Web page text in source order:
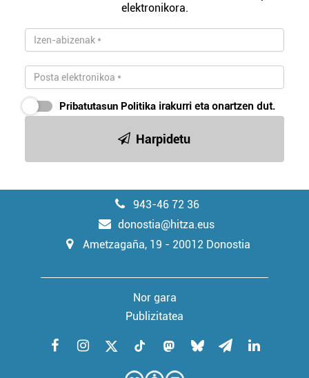
elektronikora.
Pribatutasun Politika irakurri eta onartzen dut.
Harpidetu
943-46 72 36
donostia@hitza.eus
Ametzagaña, 19 - 20012 Donostia
Nor gara
Publizitatea